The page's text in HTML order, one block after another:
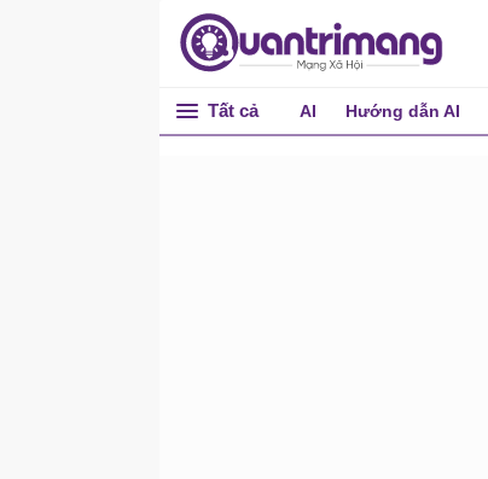
Tất cả AI Hướng dẫn AI
Mảng
Con trỏ
Cấu trúc (Structure)